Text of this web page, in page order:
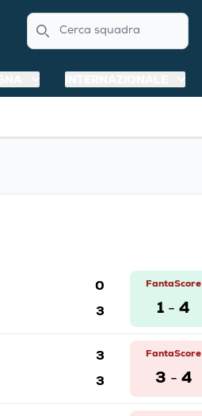
Search
0
3
FantaScore
1 - 4
3
3
FantaScore
3 - 4